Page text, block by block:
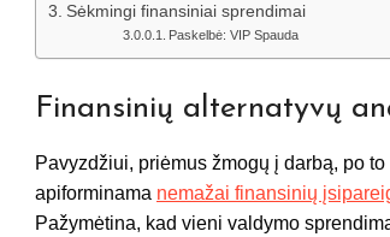
Sėkmingi finansiniai sprendimai
Paskelbė: VIP Spauda
Finansinių alternatyvų
Pavyzdžiui, priėmus žmogų į darbą, po
apiforminama nemažai finansinių
Pažymėtina, kad vieni valdymo